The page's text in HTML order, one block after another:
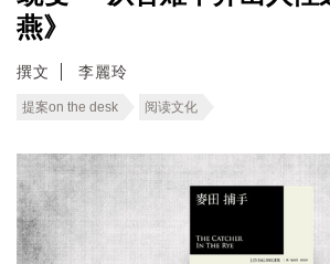
燕》
撰文 李麗玲
提案on the desk 阅读文化